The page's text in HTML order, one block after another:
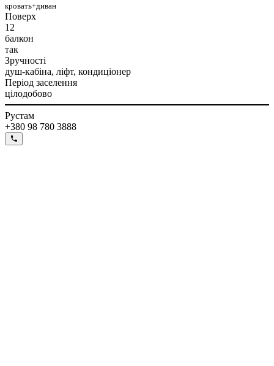
кровать+диван
Поверх
12
балкон
так
Зручності
душ-кабіна, ліфт, кондиціонер
Період заселення
цілодобово
Рустам
+380 98 780 3888